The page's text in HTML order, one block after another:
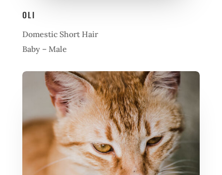
OLI
Domestic Short Hair
Baby – Male